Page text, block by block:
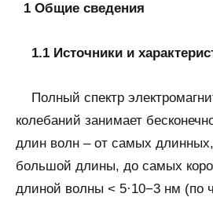
1 Общие сведения
1.1 Источники и
Полный спектр
колебаний занимает
длин волн – от самых
большой длины, до самых
длиной волны < 5·10−3 нм (по